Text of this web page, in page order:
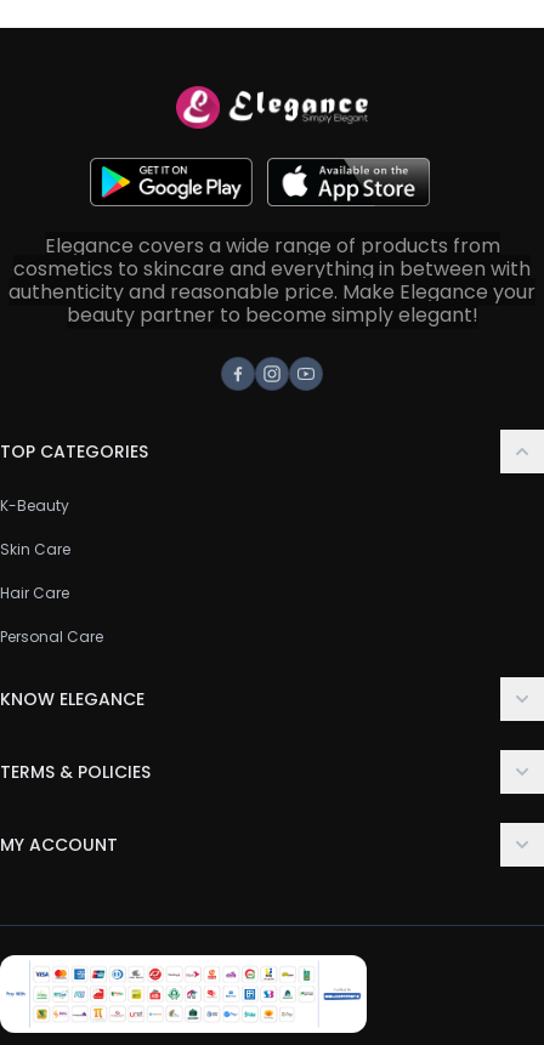
Elegance covers a wide range of products from
cosmetics to skincare and everything in between with
authenticity and reasonable price. Make Elegance your
beauty partner to become simply elegant!
Facebook
Instagram
Youtube
TOP CATEGORIES
K-Beauty
Skin Care
Hair Care
Personal Care
KNOW ELEGANCE
FAQ
TERMS & POLICIES
Privacy Policy
Return & Refund Policy
MY ACCOUNT
My Wishlist
Track Order